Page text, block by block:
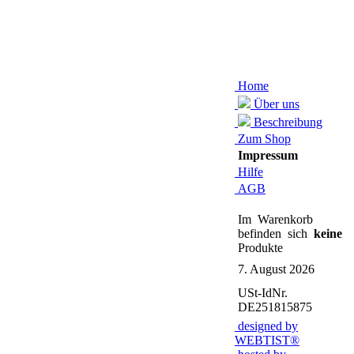
Home
Über uns
Beschreibung
Zum Shop
Impressum
Hilfe
AGB
Im Warenkorb
befinden sich keine
Produkte
7. August 2026
USt-IdNr.
DE251815875
designed by
WEBTIST®